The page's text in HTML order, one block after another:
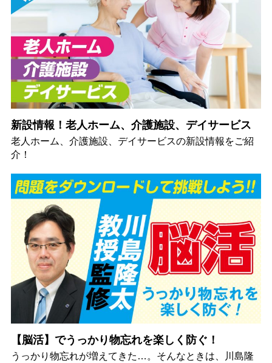
新設情報！老人ホーム、介護施設、デイサービス
老人ホーム、介護施設、デイサービスの新設情報をご紹
介！
【脳活】でうっかり物忘れを楽しく防ぐ！
うっかり物忘れが増えてきた…。そんなときは、川島隆